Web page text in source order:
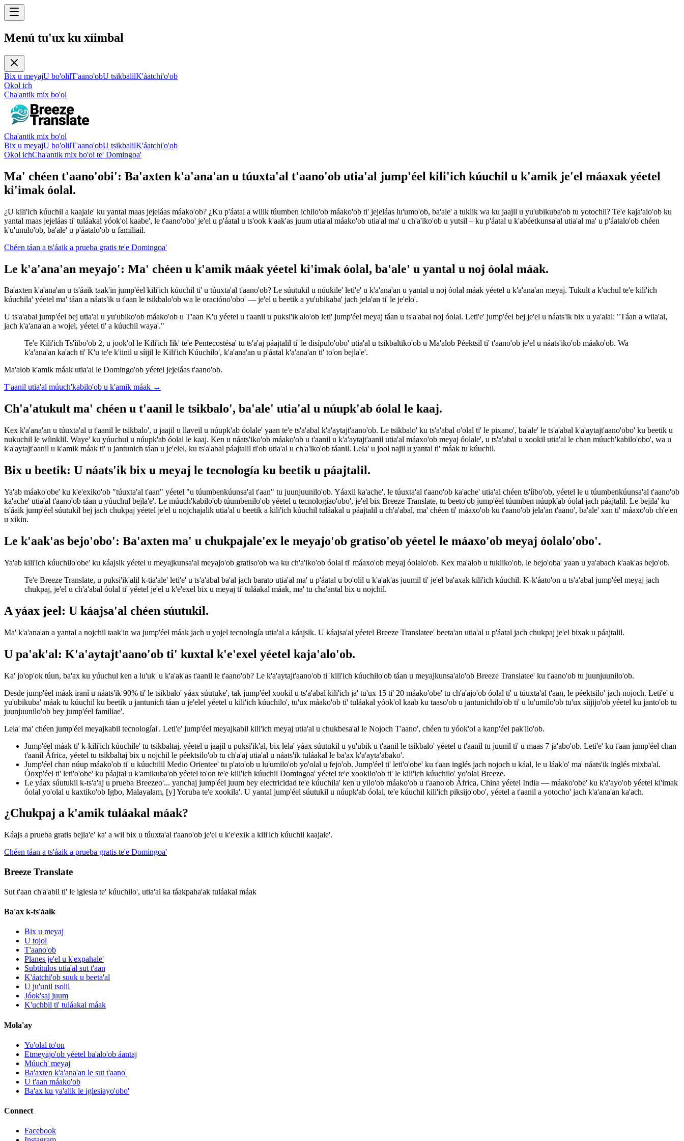
Menú tu'ux ku xíimbal
Bix u meyajU bo'olilT'aano'obU tsikbalilK'áatchi'o'ob
Okol ich
Cha'antik mix bo'ol
Cha'antik mix bo'ol
Bix u meyajU bo'olilT'aano'obU tsikbalilK'áatchi'o'ob
Okol ichCha'antik mix bo'ol te' Domingoa'
Ma' chéen t'aano'obi': Ba'axten k'a'ana'an u túuxta'al t'aano'ob utia'al jump'éel kili'ich kúuchil u k'amik je'el máaxak yéetel
ki'imak óolal.
¿U kili'ich kúuchil a kaajale' ku yantal maas jejeláas máako'ob? ¿Ku p'áatal a wilik túumben ichilo'ob máako'ob ti' jejeláas lu'umo'ob, ba'ale' a tuklik wa ku jaajil u yu'ubikuba'ob tu yotochil? Te'e kaja'alo'ob ku
yantal maas jejeláas ti' tuláakal yóok'ol kaabe', le t'aano'obo' je'el u p'áatal u ts'ook k'aak'as juum utia'al máako'ob utia'al ma' u ch'a'iko'ob u yutsil – ku p'áatal u k'abéetkunsa'al utia'al ma' u p'áatalo'ob chéen
k'u'unulo'ob, ba'ale' u p'áatalo'ob u familiail.
Chéen táan a ts'áaik a prueba gratis te'e Domingoa'
Le k'a'ana'an meyajo': Ma' chéen u k'amik máak yéetel ki'imak óolal, ba'ale' u yantal u noj óolal máak.
Ba'axten k'a'ana'an u ts'áaik taak'in jump'éel kili'ich kúuchil ti' u túuxta'al t'aano'ob? Le súutukil u núukile' leti'e' u k'a'ana'an u yantal u noj óolal máak yéetel u k'a'ana'an meyaj. Tukult a k'uchul te'e kili'ich
kúuchila' yéetel ma' táan a náats'ik u t'aan le tsikbalo'ob wa le oracióno'obo' — je'el u beetik a yu'ubikaba' jach jela'an ti' le je'elo'.
U ts'a'abal jump'éel bej utia'al u yu'ubiko'ob máako'ob u T'aan K'u yéetel u t'aanil u puksi'ik'alo'ob leti' jump'éel meyaj táan u ts'a'abal noj óolal. Leti'e' jump'éel bej je'el u náats'ik bix u ya'alal: "Táan a wila'al,
jach k'a'ana'an a wojel, yéetel ti' a kúuchil waya'."
Te'e Kili'ich Ts'íibo'ob 2, u jook'ol le Kili'ich Iik' te'e Pentecostésa' tu ts'a'aj páajtalil ti' le disípulo'obo' utia'al u tsikbaltiko'ob u Ma'alob Péektsil ti' t'aano'ob je'el u náats'iko'ob máako'ob. Wa
k'a'ana'an ka'ach ti' K'u te'e k'iinil u síijil le Kili'ich Kúuchilo', k'a'ana'an u p'áatal k'a'ana'an ti' to'on bejla'e'.
Ma'alob k'amik máak utia'al le Domingo'ob yéetel jejeláas t'aano'ob.
T'aanil utia'al múuch'kabilo'ob u k'amik máak →
Ch'a'atukult ma' chéen u t'aanil le tsikbalo', ba'ale' utia'al u núupk'ab óolal le kaaj.
Kex k'a'ana'an u túuxta'al u t'aanil le tsikbalo', u jaajil u llaveil u núupk'ab óolale' yaan te'e ts'a'abal k'a'aytajt'aano'ob. Le tsikbalo' ku ts'a'abal o'olal ti' le pixano', ba'ale' le ts'a'abal k'a'aytajt'aano'obo' ku beetik u
nukuchil le wíinklil. Waye' ku yúuchul u núupk'ab óolal le kaaj. Ken u náats'iko'ob máako'ob u t'aanil u k'a'aytajt'aanil utia'al máaxo'ob meyaj óolale', u ts'a'abal u xookil utia'al le chan múuch'kabilo'obo', wa u
k'a'aytajt'aanil u k'amik máak ti' u jantunich táan u je'elel, ku ts'a'abal páajtalil ti'ob utia'al u ch'a'iko'ob táanil. Lela' u jool najil u yantal ti' máak tu kúuchil.
Bix u beetik: U náats'ik bix u meyaj le tecnología ku beetik u páajtalil.
Ya'ab máako'obe' ku k'e'exiko'ob "túuxta'al t'aan" yéetel "u túumbenkúunsa'al t'aan" tu juunjuunilo'ob. Yáaxil ka'ache', le túuxta'al t'aano'ob ka'ache' utia'al chéen ts'íibo'ob, yéetel le u túumbenkúunsa'al t'aano'ob
ka'ache' utia'al t'aano'ob táan u yúuchul bejla'e'. Le múuch'kabilo'ob túumbenilo'ob yéetel u tecnologíao'obo', je'el bix Breeze Translate, tu beeto'ob jump'éel túumben núupk'ab óolal jach páajtalil. Le bejila' ku
ts'áaik jump'éel súutukil bej jach chukpaj yéetel je'el u nojchajalik utia'al u beetik a kili'ich kúuchil tuláakal u páajtalil u ch'a'abal, ma' chéen ti' máaxo'ob ku t'aano'ob jela'an t'aano', ba'ale' xan ti' máaxo'ob ch'e'en
u xikin.
Le k'aak'as bejo'obo': Ba'axten ma' u chukpajale'ex le meyajo'ob gratiso'ob yéetel le máaxo'ob meyaj óolalo'obo'.
Ya'ab kili'ich kúuchilo'obe' ku káajsik yéetel u meyajkunsa'al meyajo'ob gratiso'ob wa ku ch'a'iko'ob óolal ti' máaxo'ob meyaj óolalo'ob. Kex ma'alob u tukliko'ob, le bejo'oba' yaan u ya'abach k'aak'as bejo'ob.
Te'e Breeze Translate, u puksi'ik'alil k-tia'ale' leti'e' u ts'a'abal ba'al jach barato utia'al ma' u p'áatal u bo'olil u k'a'ak'as juumil ti' je'el ba'axak kili'ich kúuchil. K-k'áato'on u ts'a'abal jump'éel meyaj jach
chukpaj, je'el u ch'a'abal óolal ti' yéetel je'el u k'e'exel bix u meyaj ti' tuláakal máak, ma' tu cha'antal bix u nojchil.
A yáax jeel: U káajsa'al chéen súutukil.
Ma' k'a'ana'an a yantal a nojchil taak'in wa jump'éel máak jach u yojel tecnología utia'al a káajsik. U káajsa'al yéetel Breeze Translatee' beeta'an utia'al u p'áatal jach chukpaj je'el bixak u páajtalil.
U pa'ak'al: K'a'aytajt'aano'ob ti' kuxtal k'e'exel yéetel kaja'alo'ob.
Ka' jo'op'ok túun, ba'ax ku yúuchul ken a lu'uk' u k'a'ak'as t'aanil le t'aano'ob? Le k'a'aytajt'aano'ob ti' kili'ich kúuchilo'ob táan u meyajkunsa'alo'ob Breeze Translatee' ku t'aano'ob tu juunjuunilo'ob.
Desde jump'éel máak iraní u náats'ik 90% ti' le tsikbalo' yáax súutuke', tak jump'éel xookil u ts'a'abal kili'ich ja' tu'ux 15 ti' 20 máako'obe' tu ch'a'ajo'ob óolal ti' u túuxta'al t'aan, le péektsilo' jach nojoch. Leti'e' u
yu'ubikuba' máak tu kúuchil ku beetik u jantunich táan u je'elel yéetel u kili'ich kúuchilo', tu'ux máako'ob ti' tuláakal yóok'ol kaab ku taaso'ob u jantunichilo'ob ti' u lu'umilo'ob tu'ux síijijo'ob yéetel ku janto'ob tu
juunjuunilo'ob bey jump'éel familiae'.
Lela' ma' chéen jump'éel meyajkabil tecnologíai'. Leti'e' jump'éel meyajkabil kili'ich meyaj utia'al u chukbesa'al le Nojoch T'aano', chéen tu yóok'ol a kanp'éel pak'ilo'ob.
Jump'éel máak ti' k-kili'ich kúuchile' tu tsikbaltaj, yéetel u jaajil u puksi'ik'al, bix lela' yáax súutukil u yu'ubik u t'aanil le tsikbalo' yéetel u t'aanil tu juunil ti' u maas 7 ja'abo'ob. Leti'e' ku t'aan jump'éel chan
t'aanil África, yéetel tu tsikbaltaj bix u nojchil le péektsilo'ob tu ch'a'aj utia'al u náats'ik tuláakal le ba'ax k'a'ayta'abako'.
Jump'éel chan núup máako'ob ti' u kúuchilil Medio Orientee' tu p'ato'ob u lu'umilo'ob yo'olal u fejo'ob. Jump'éel ti' leti'o'obe' ku t'aan inglés jach nojoch u káal, le u láak'o' ma' náats'ik inglés mixba'al.
Óoxp'éel ti' leti'o'obe' ku páajtal u k'amikuba'ob yéetel to'on te'e kili'ich kúuchil Domingoa' yéetel te'e xookilo'ob ti' le kili'ich kúuchilo' yo'olal Breeze.
Le yáax súutukil k-ts'a'aj u prueba Breezeo'... yanchaj jump'éel juum bey electricidad te'e kúuchila' ken u yilo'ob máako'ob u t'aano'ob África, China yéetel India — máako'obe' ku k'a'ayo'ob yéetel ki'imak
óolal yo'olal u kaxtiko'ob Igbo, Malayalam, [y] Yoruba te'e xookila'. U yantal jump'éel súutukil u núupk'ab óolal, te'e kúuchil kili'ich piksijo'obo', yéetel a t'aanil a yotocho' jach k'a'ana'an ka'ach.
¿Chukpaj a k'amik tuláakal máak?
Káajs a prueba gratis bejla'e' ka' a wil bix u túuxta'al t'aano'ob je'el u k'e'exik a kili'ich kúuchil kaajale'.
Chéen táan a ts'áaik a prueba gratis te'e Domingoa'
Breeze Translate
Sut t'aan ch'a'abil ti' le iglesia te' kúuchilo', utia'al ka táakpaha'ak tuláakal máak
Ba'ax k-ts'áaik
Bix u meyaj
U tojol
T'aano'ob
Planes je'el u k'expahale'
Subtítulos utia'al sut t'aan
K'áatchi'ob suuk u beeta'al
U ju'unil tsolil
Jóok'saj juum
K'uchbil ti' tuláakal máak
Mola'ay
Yo'olal to'on
Etmeyajo'ob yéetel ba'alo'ob áantaj
Múuch' meyaj
Ba'axten k'a'ana'an le sut t'aano'
U t'aan máako'ob
Ba'ax ku ya'alik le iglesiayo'obo'
Connect
Facebook